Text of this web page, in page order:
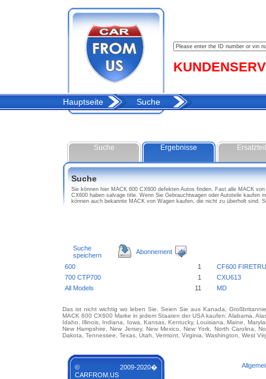
Hauptseite Suche
Suche Ergebnisse
Suche
Sie können hier MACK 600 CX600 defekten Autos finden. Fast alle MACK
CX600 haben salvage title. Wenn Sie Gebrauchtwagen oder Autoteile kaufen
können auch bekannte MACK von Wagen kaufen, die nicht zu überholt sind.
Suche
speichern
Abonnement
600 1
CF600
700 CTP700
1
CXU613
All Models
11 MD
Das ist nicht wichtig wo leben Sie. Seien Sie aus Kanada,
MACK 600 CX600 Marke in jedem Staaten der USA kaufen: Alabama,
Idaho, Illinois, Indiana, Iowa, Kansas, Kentucky, Louisiana, Maine,
New Hampshire, New Jersey, New Mexico, New York, North Carolina,
Dakota, Tennessee, Texas, Utah, Vermont, Virginia, Washington, West
© 2009-2020�
CARFROM.US